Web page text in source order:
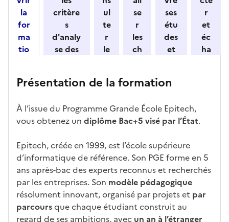
z
n
e
o
r
a
t
i
o
n
d
la
for
ma
tio
ses
act
éris
ues
critère
s
d'analy
se des
par
ssemen
t
ul
te
r
le
o
ali
té
d
e
c
a
n
di
se
r
les
ch
s
ac
cè
la
fo
rm
ati
on
ses
étu
des
et
re
dé
bo
és
r
et
éc
ha
ent
Présentation de la formation
À l’issue du Programme Grande École Epitech,
vous obtenez un diplôme Bac+5 visé par l’État.
Epitech, créée en 1999, est l’école supérieure
d’informatique de référence. Son PGE forme en 5
ans après-bac des experts reconnus et recherchés
par les entreprises. Son modèle pédagogique
résolument innovant, organisé par projets et par
parcoursque chaque étudiant construit au
regard de ses ambitions, avec un an à l’étranger